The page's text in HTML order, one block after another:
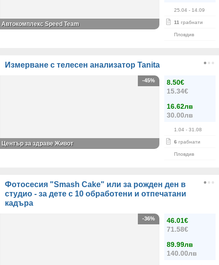
25.04 - 14.09
11 грабнати
Пловдив
Автокомплекс Speed Team
Измерване с телесен анализатор Tanita
8.50€
15.34€
16.62лв
30.00лв
1.04 - 31.08
6 грабнати
Пловдив
-45%
Център за здраве Живот
Фотосесия "Smash Cake" или за рожден ден в
студио - за дете с 10 обработени и отпечатани
кадъра
46.01€
71.58€
89.99лв
140.00лв
-36%